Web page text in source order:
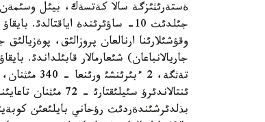
وقؤشئلارئنا ارنالعان پروزالئق،
ئنتالاندئرؤ
بذلدئرشئندةردئث رؤحاني بايلئعئن